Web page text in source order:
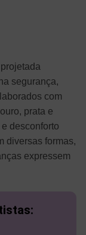
segurança,
com
prata e
desconforto
diversas formas,
expressem